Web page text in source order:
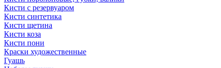
Кисти с резервуаром
Кисти синтетика
Кисти щетина
Кисти коза
Кисти пони
Краски художественные
Гуашь